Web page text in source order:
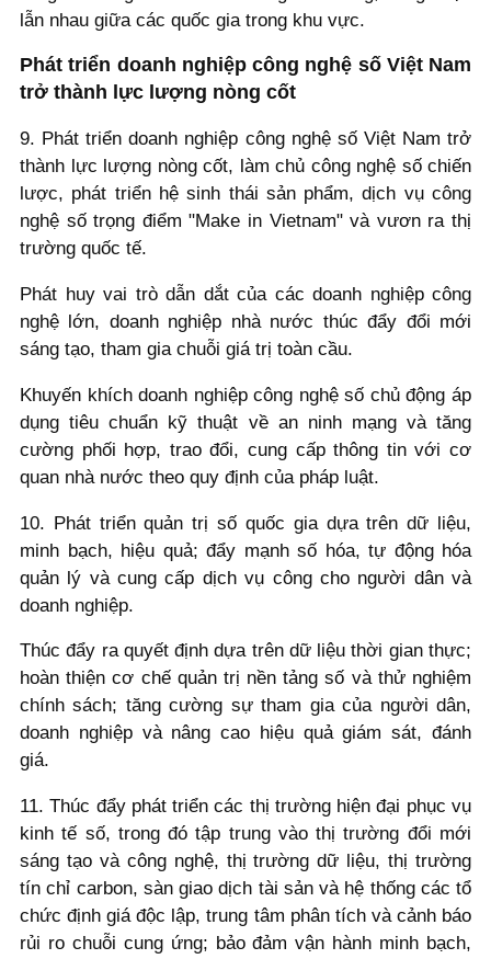
lẫn nhau giữa các quốc gia trong khu vực.
Phát triển doanh nghiệp công nghệ số Việt Nam
trở thành lực lượng nòng cốt
9. Phát triển doanh nghiệp công nghệ số Việt Nam trở
thành lực lượng nòng cốt, làm chủ công nghệ số chiến
lược, phát triển hệ sinh thái sản phẩm, dịch vụ công
nghệ số trọng điểm "Make in Vietnam" và vươn ra thị
trường quốc tế.
Phát huy vai trò dẫn dắt của các doanh nghiệp công
nghệ lớn, doanh nghiệp nhà nước thúc đẩy đổi mới
sáng tạo, tham gia chuỗi giá trị toàn cầu.
Khuyến khích doanh nghiệp công nghệ số chủ động áp
dụng tiêu chuẩn kỹ thuật về an ninh mạng và tăng
cường phối hợp, trao đổi, cung cấp thông tin với cơ
quan nhà nước theo quy định của pháp luật.
10. Phát triển quản trị số quốc gia dựa trên dữ liệu,
minh bạch, hiệu quả; đẩy mạnh số hóa, tự động hóa
quản lý và cung cấp dịch vụ công cho người dân và
doanh nghiệp.
Thúc đẩy ra quyết định dựa trên dữ liệu thời gian thực;
hoàn thiện cơ chế quản trị nền tảng số và thử nghiệm
chính sách; tăng cường sự tham gia của người dân,
doanh nghiệp và nâng cao hiệu quả giám sát, đánh
giá.
11. Thúc đẩy phát triển các thị trường hiện đại phục vụ
kinh tế số, trong đó tập trung vào thị trường đổi mới
sáng tạo và công nghệ, thị trường dữ liệu, thị trường
tín chỉ carbon, sàn giao dịch tài sản và hệ thống các tổ
chức định giá độc lập, trung tâm phân tích và cảnh báo
rủi ro chuỗi cung ứng; bảo đảm vận hành minh bạch,